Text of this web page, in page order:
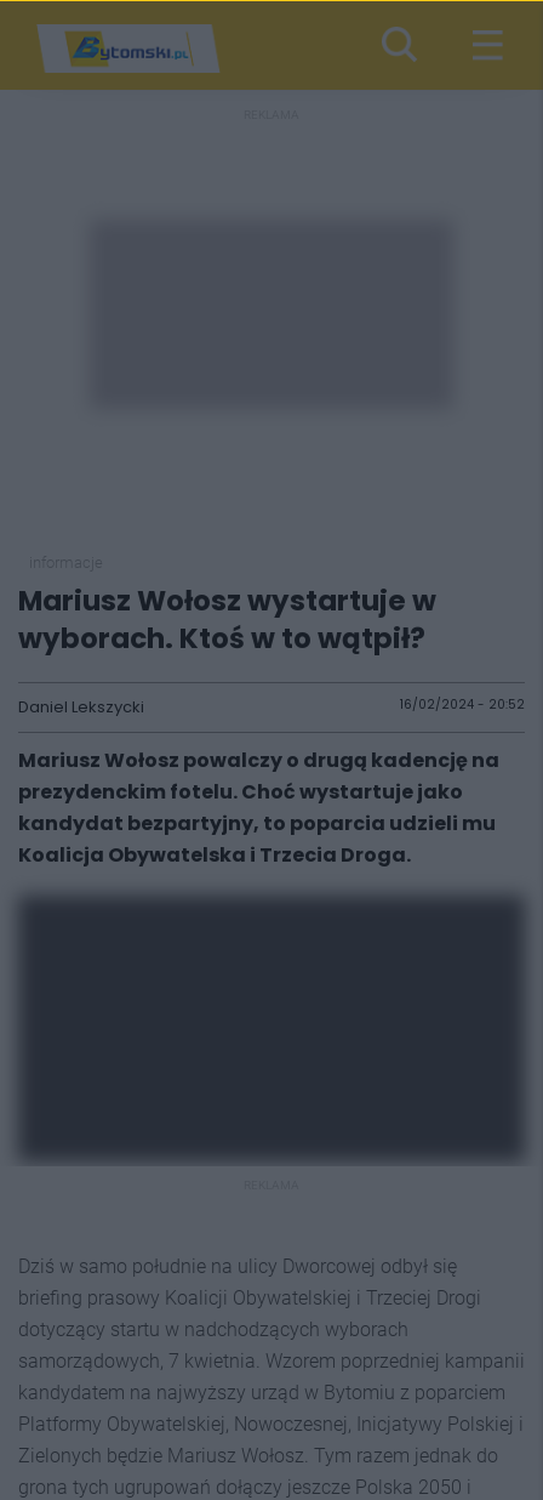
Mariusz Wołosz wystartuje w
wyborach. Ktoś w to wątpił?
Daniel Lekszycki 16/02/2024 - 20:52
Mariusz Wołosz powalczy o drugą kadencję na
prezydenckim fotelu. Choć wystartuje jako
kandydat bezpartyjny, to poparcia udzieli mu
Koalicja Obywatelska i Trzecia Droga.
Dziś w samo południe na ulicy Dworcowej odbył się
briefing prasowy Koalicji Obywatelskiej i Trzeciej Drogi
dotyczący startu w nadchodzących wyborach
samorządowych, 7 kwietnia. Wzorem poprzedniej kampanii
kandydatem na najwyższy urząd w Bytomiu z poparciem
Platformy Obywatelskiej, Nowoczesnej, Inicjatywy Polskiej i
Zielonych będzie Mariusz Wołosz. Tym razem jednak do
grona tych ugrupowań dołączy jeszcze Polska 2050 i